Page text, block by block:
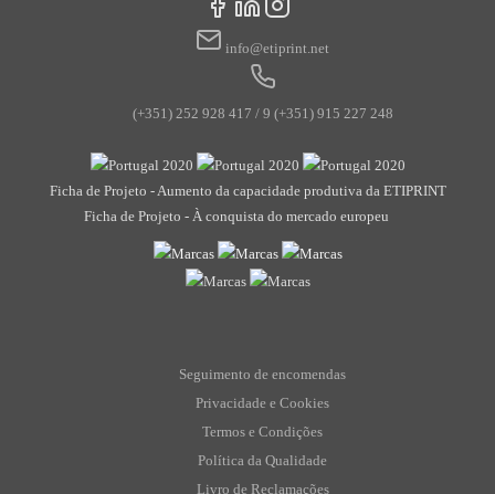
info@etiprint.net
(+351) 252 928 417 / 9 (+351) 915 227 248
Ficha de Projeto - Aumento da capacidade produtiva da ETIPRINT
Ficha de Projeto - À conquista do mercado europeu
Seguimento de encomendas
Privacidade e Cookies
Termos e Condições
Política da Qualidade
Livro de Reclamações